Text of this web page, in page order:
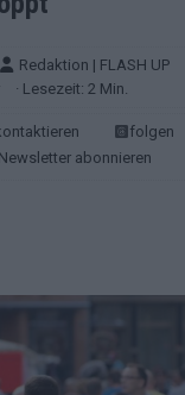
Redaktion | FLASH UP
· Lesezeit: 2 Min.
folgen
Newsletter abonnieren